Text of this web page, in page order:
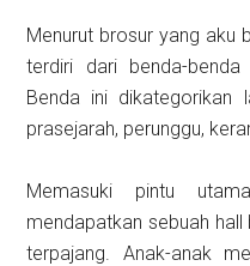
Menurut brosur yang aku
terdiri dari benda-
Benda ini dikategorikan
prasejarah, perunggu,
Memasuki pintu
mendapatkan sebuah
terpajang. Anak-anak